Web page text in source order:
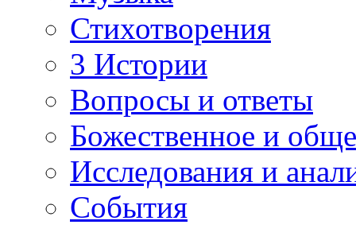
Стихотворения
3 Истории
Вопросы и ответы
Божественное и
Исследования и
События